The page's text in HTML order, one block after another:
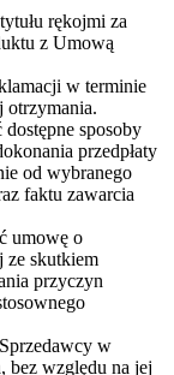
rękojmi za
z Umową
w terminie
otrzymania.
sposoby
przedpłaty
od wybranego
faktu zawarcia
umowę o
ze skutkiem
przyczyn
w
bez względu na jej